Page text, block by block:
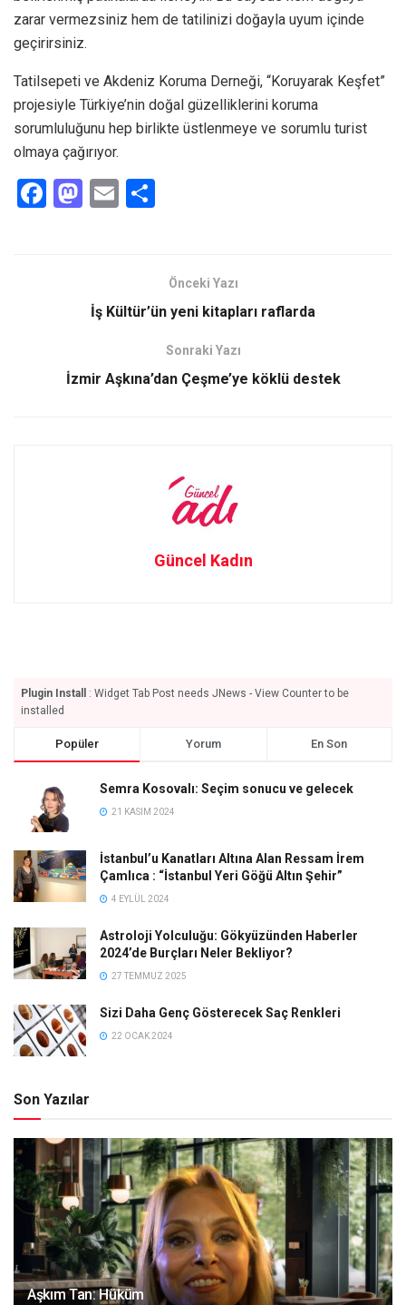
zarar vermezsiniz hem de tatilinizi doğayla uyum içinde
geçirirsiniz.
Tatilsepeti ve Akdeniz Koruma Derneği, “Koruyarak Keşfet”
projesiyle Türkiye’nin doğal güzelliklerini koruma
sorumluluğunu hep birlikte üstlenmeye ve sorumlu turist
olmaya çağırıyor.
F
M
d
n
E
Önceki Yazı
İş Kültür’ün yeni kitapları raflarda
Sonraki Yazı
İzmir Aşkına’dan Çeşme’ye köklü destek
Güncel Kadın
Plugin Install
: Widget Tab Post needs JNews - View Counter to be
installed
Popüler Yorum En Son
Semra Kosovalı: Seçim sonucu ve gelecek
21 KASIM 2024
İstanbul’u Kanatları Altına Alan Ressam İrem
Çamlıca : “İstanbul Yeri Göğü Altın Şehir”
4 EYLÜL 2024
Astroloji Yolculuğu: Gökyüzünden Haberler
2024’de Burçları Neler Bekliyor?
27 TEMMUZ 2025
Sizi Daha Genç Gösterecek Saç Renkleri
22 OCAK 2024
Son Yazılar
Aşkım Tan: Hüküm